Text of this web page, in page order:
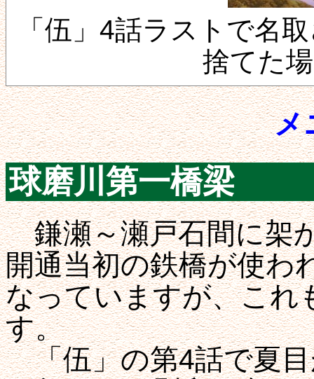
「伍」4話ラストで名
捨てた
メ
球磨川第一橋梁
鎌瀬～瀬戸石間に架
開通当初の鉄橋が使わ
なっていますが、これ
す。
「伍」の第4話で夏目